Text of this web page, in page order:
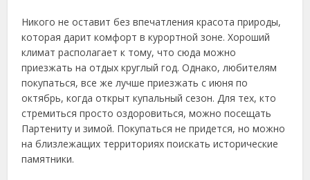
Никого не оставит без впечатления красота природы,
которая дарит комфорт в курортной зоне. Хороший
климат располагает к тому, что сюда можно
приезжать на отдых круглый год. Однако, любителям
покупаться, все же лучше приезжать с июня по
октябрь, когда открыт купальный сезон. Для тех, кто
стремиться просто оздоровиться, можно посещать
Партениту и зимой. Покупаться не придется, но можно
на близлежащих территориях поискать исторические
памятники.